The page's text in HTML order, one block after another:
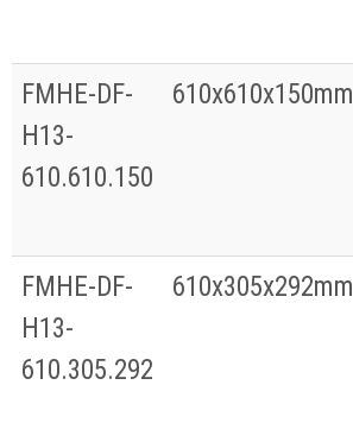
FMHE-DF-
H13-
610.610.150
610x610x150mm
FMHE-DF-
H13-
610.305.292
610x305x292mm